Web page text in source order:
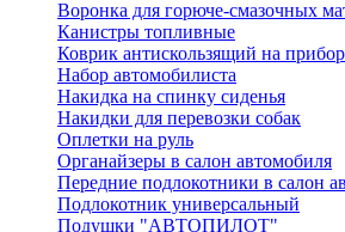
Воронка для горюче-смазочных
Канистры топливные
Коврик антискользящий на
Набор автомобилиста
Накидка на спинку сиденья
Накидки для перевозки собак
Оплетки на руль
Органайзеры в салон автомобиля
Передние подлокотники в салон
Подлокотник универсальный
Подушки "АВТОПИЛОТ"